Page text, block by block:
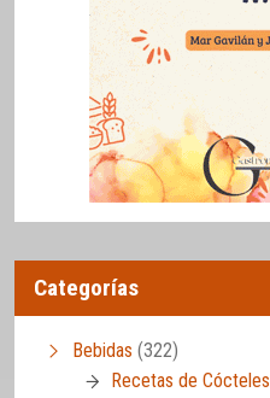
Categorías
Bebidas (322)
Recetas de Cócteles